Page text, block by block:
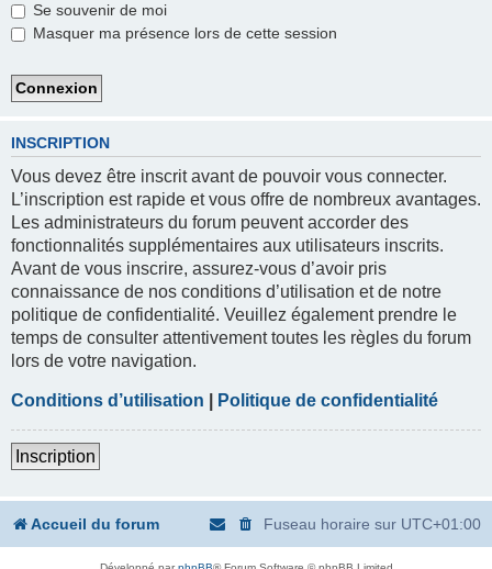
Se souvenir de moi
Masquer ma présence lors de cette session
INSCRIPTION
Vous devez être inscrit avant de pouvoir vous connecter.
L’inscription est rapide et vous offre de nombreux avantages.
Les administrateurs du forum peuvent accorder des
fonctionnalités supplémentaires aux utilisateurs inscrits.
Avant de vous inscrire, assurez-vous d’avoir pris
connaissance de nos conditions d’utilisation et de notre
politique de confidentialité. Veuillez également prendre le
temps de consulter attentivement toutes les règles du forum
lors de votre navigation.
Conditions d’utilisation Politique de confidentialité
Inscription
Accueil du forum Fuseau horaire sur UTC+01:00